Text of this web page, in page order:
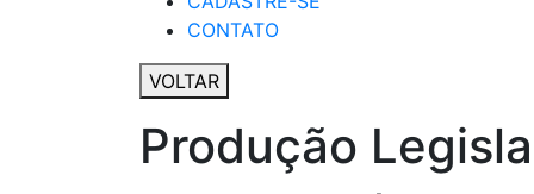
CONTATO
VOLTAR
Produção